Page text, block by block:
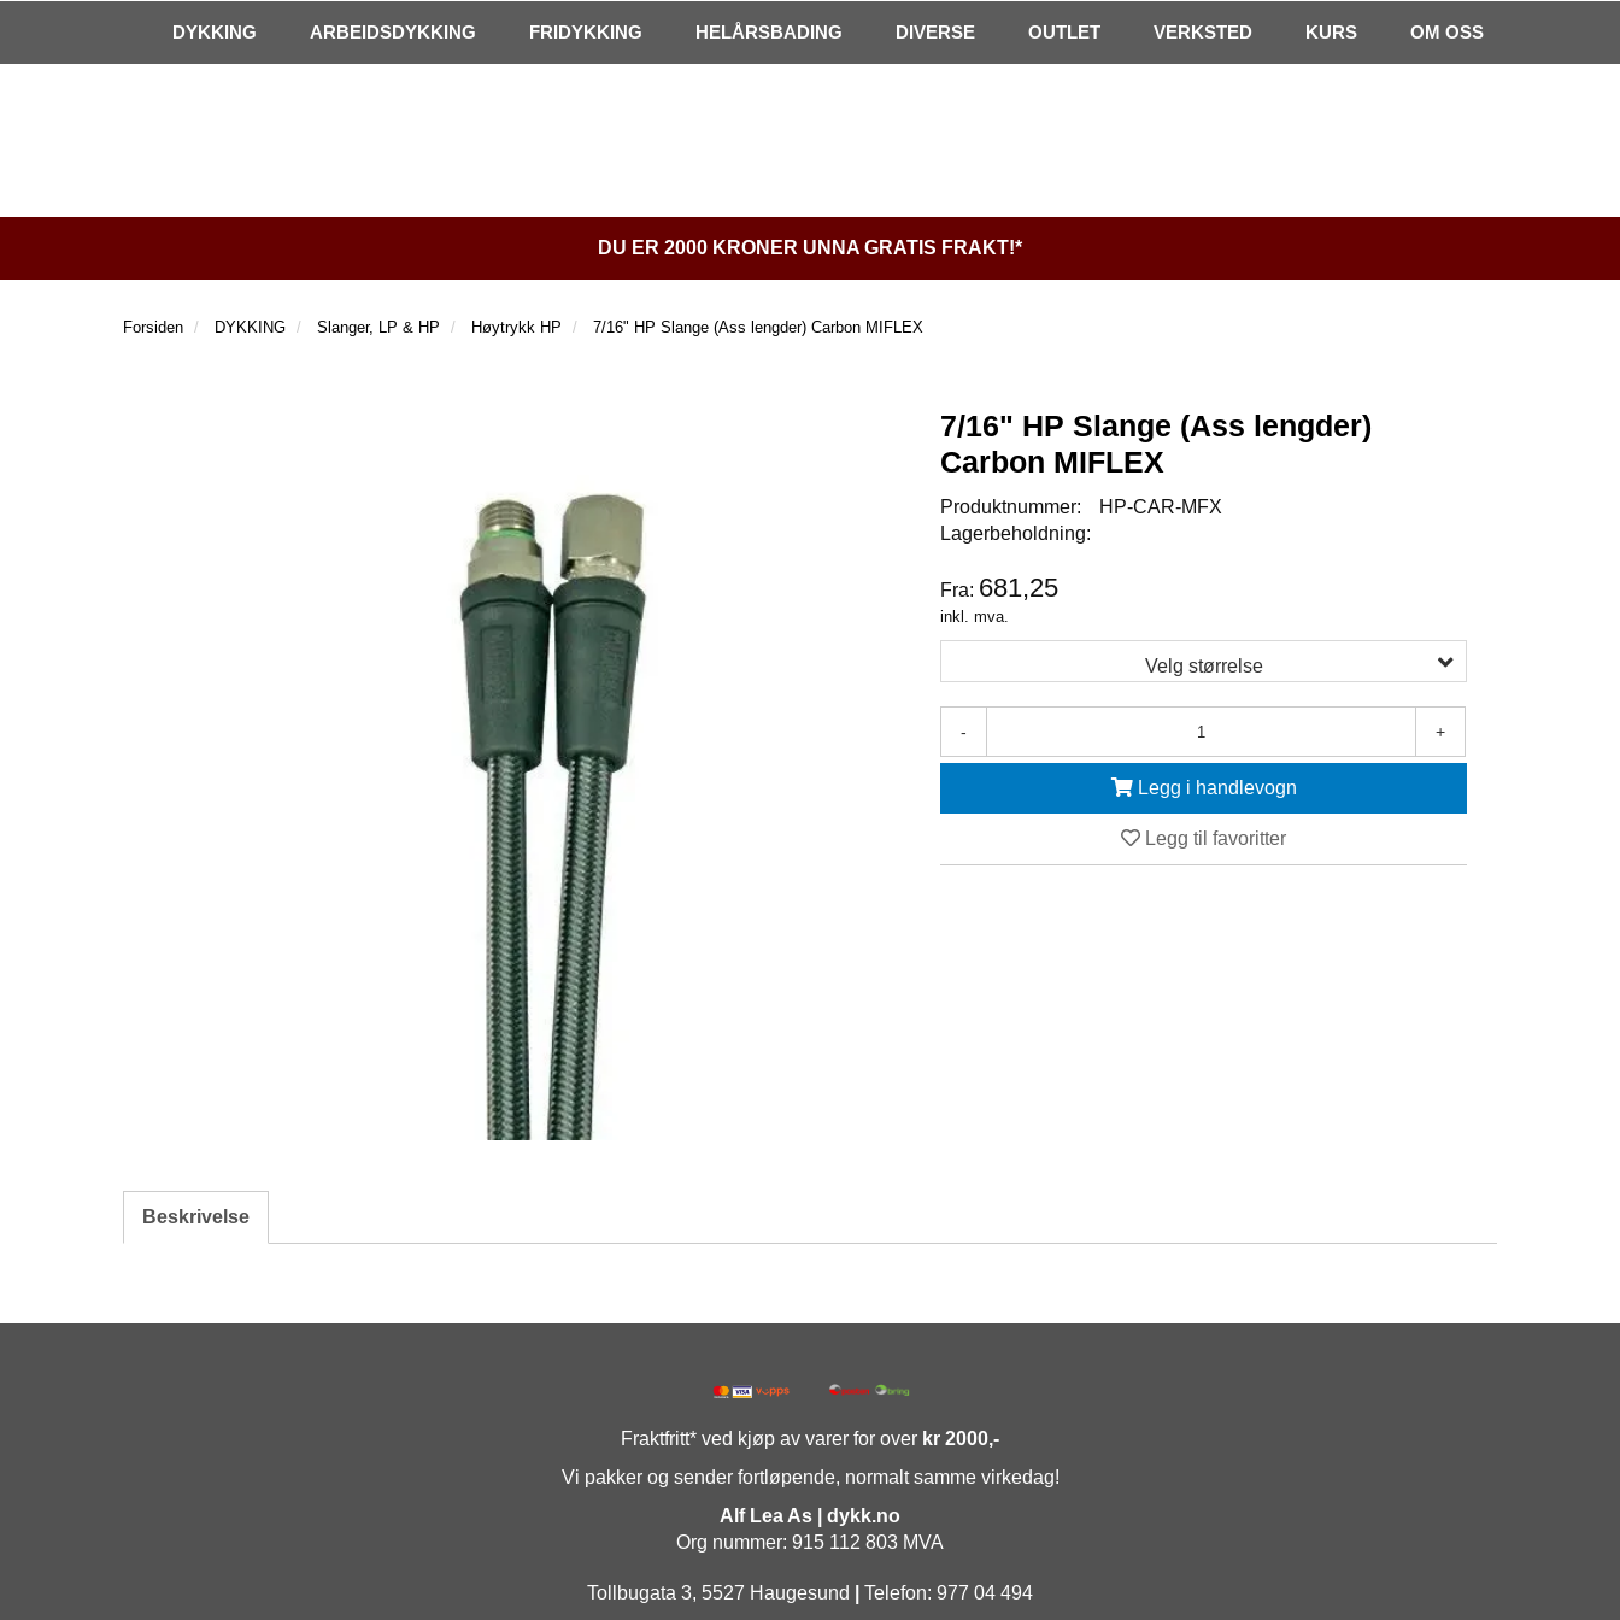
Kontakt oss! Åpningstider Min side Infosenter Favoritter
DYKKING ARBEIDSDYKKING FRIDYKKING HELÅRSBADING DIVERSE OUTLET VERKSTED KURS OM OSS
DU ER 2000 KRONER UNNA GRATIS FRAKT!*
Forsiden DYKKING Slanger, LP & HP Høytrykk HP 7/16" HP Slange (Ass lengder) Carbon MIFLEX
7/16" HP Slange (Ass lengder)
Carbon MIFLEX
Produktnummer:
HP-CAR-MFX
Lagerbeholdning:
Fra: 681,25
inkl. mva.
Velg størrelse
- +
Legg i handlevogn
Legg til favoritter
Beskrivelse
Fraktfritt* ved kjøp av varer for over kr 2000,-
Vi pakker og sender fortløpende, normalt samme virkedag!
Alf Lea As | dykk.no
Org nummer: 915 112 803 MVA
Tollbugata 3, 5527 Haugesund Telefon: 977 04 494